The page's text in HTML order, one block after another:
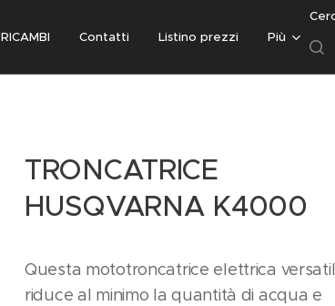
RICAMBI Contatti Listino prezzi Più
TRONCATRICE
HUSQVARNA K4000
Questa mototroncatrice elettrica
riduce al minimo la quantità di acqua e